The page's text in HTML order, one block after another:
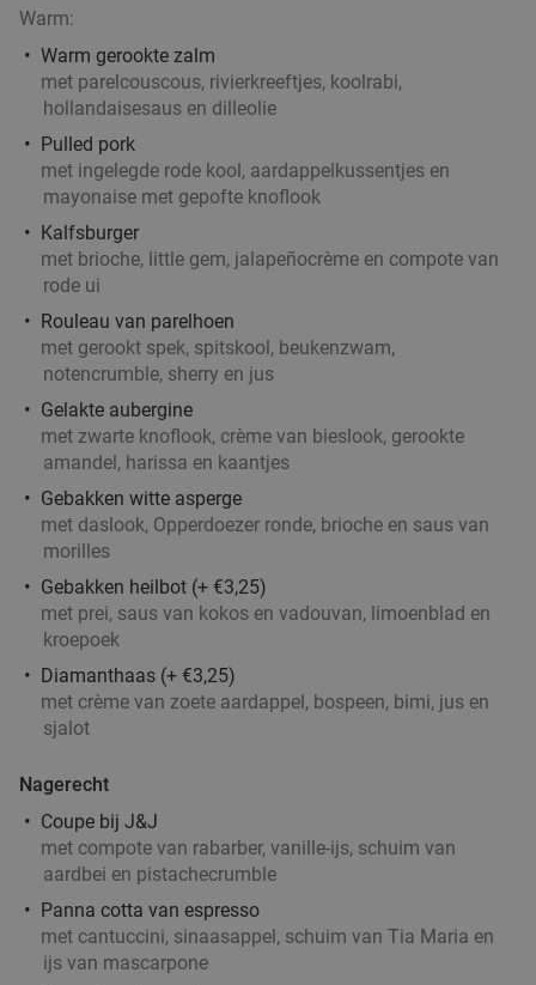
Warm:
Warm gerookte zalm
met parelcouscous, rivierkreeftjes, koolrabi,
hollandaisesaus en dilleolie
Pulled pork
met ingelegde rode kool, aardappelkussentjes en
mayonaise met gepofte knoflook
Kalfsburger
met brioche, little gem, jalapeñocrème en compote van
rode ui
Rouleau van parelhoen
met gerookt spek, spitskool, beukenzwam,
notencrumble, sherry en jus
Gelakte aubergine
met zwarte knoflook, crème van bieslook, gerookte
amandel, harissa en kaantjes
Gebakken witte asperge
met daslook, Opperdoezer ronde, brioche en saus van
morilles
Gebakken heilbot (+ €3,25)
met prei, saus van kokos en vadouvan, limoenblad en
kroepoek
Diamanthaas (+ €3,25)
met crème van zoete aardappel, bospeen, bimi, jus en
sjalot
Nagerecht
Coupe bij J&J
met compote van rabarber, vanille-ijs, schuim van
aardbei en pistachecrumble
Panna cotta van espresso
met cantuccini, sinaasappel, schuim van Tia Maria en
ijs van mascarpone